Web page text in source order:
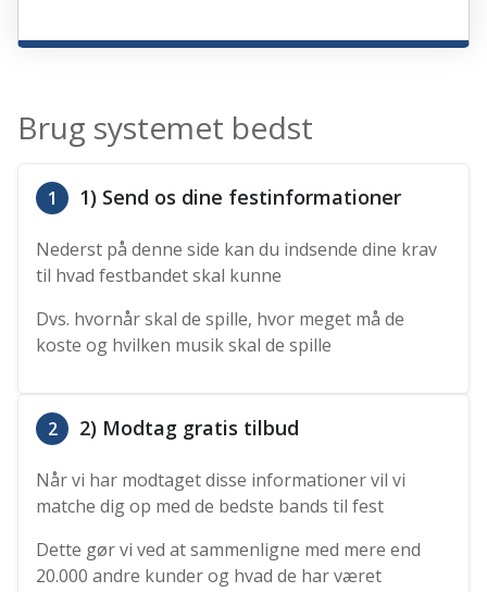
Brug systemet bedst
1 1) Send os dine festinformationer
Nederst på denne side kan du indsende dine krav
til hvad festbandet skal kunne
Dvs. hvornår skal de spille, hvor meget må de
koste og hvilken musik skal de spille
2 2) Modtag gratis tilbud
Når vi har modtaget disse informationer vil vi
matche dig op med de bedste bands til fest
Dette gør vi ved at sammenligne med mere end
20.000 andre kunder og hvad de har været